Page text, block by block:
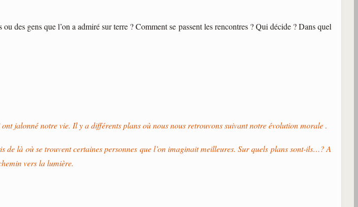
des gens que l’on a admiré sur terre ? Comment se passent les rencontres ? Qui décide ? Dans quel
jalonné notre vie. Il y a différents plans où nous nous retrouvons suivant notre évolution morale .
de là où se trouvent certaines personnes que l’on imaginait meilleures. Sur quels plans sont-ils…? A
vers la lumière.